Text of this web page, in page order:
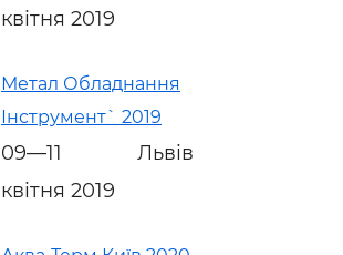
квітня 2019
Метал Обладнання
Інструмент` 2019
09—11
квітня 2019
Львів